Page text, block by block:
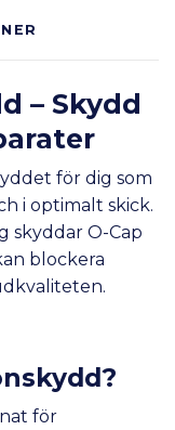
– Skydd
för dig som
i optimalt skick.
skyddar O-Cap
blockera
för